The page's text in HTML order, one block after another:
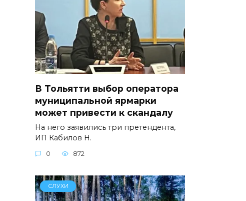
В Тольятти выбор оператора
муниципальной ярмарки
может привести к скандалу
На него заявились три претендента,
ИП Кабилов Н.
0 872
СЛУХИ